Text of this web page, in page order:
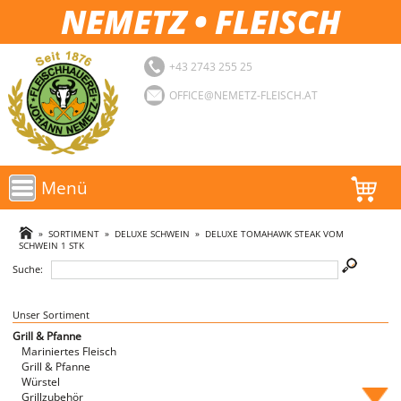
NEMETZ • FLEISCH
+43 2743 255 25
OFFICE@NEMETZ-FLEISCH.AT
Menü
AKTIONEN
SORTIMENT
FAVORITEN
» SORTIMENT» DELUXE SCHWEIN » DELUXE TOMAHAWK STEAK VOM
SCHWEIN 1 STK
Suche:
Unser Sortiment
Grill & Pfanne
Mariniertes Fleisch
Grill & Pfanne
Würstel
Grillzubehör